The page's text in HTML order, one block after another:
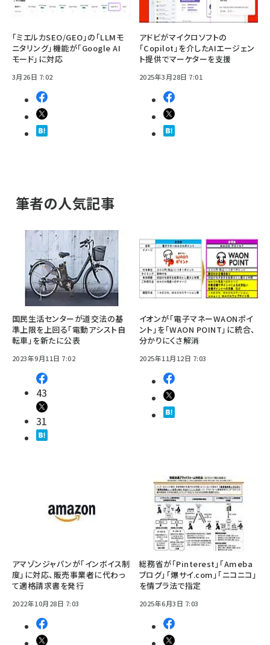
「ミエルカSEO/GEO」の「LLMモ
ニタリング」機能が「Google AI
モード」に対応
3月26日 7:02
アドビがマイクロソフトの
「Copilot」を介したAIエージェン
ト提供でマーケターを支援
2025年3月28日 7:01
筆者の人気記事
国民生活センターが道交法の基
準上限を上回る「電動アシスト自
転車」を新たに公表
2023年9月11日 7:02
43
31
イオンが「電子マネーWAONポイ
ント」を「WAON POINT」に統合、
分かりにくさ解消
2025年11月12日 7:03
アマゾンジャパンが「インボイス制
度」に対応、販売事業者に代わっ
て適格請求書を発行
2022年10月28日 7:03
総務省が「Pinterest」「Ameba
ブログ」「爆サイ.com」「ニコニコ」
を情プラ法で指定
2025年6月3日 7:03